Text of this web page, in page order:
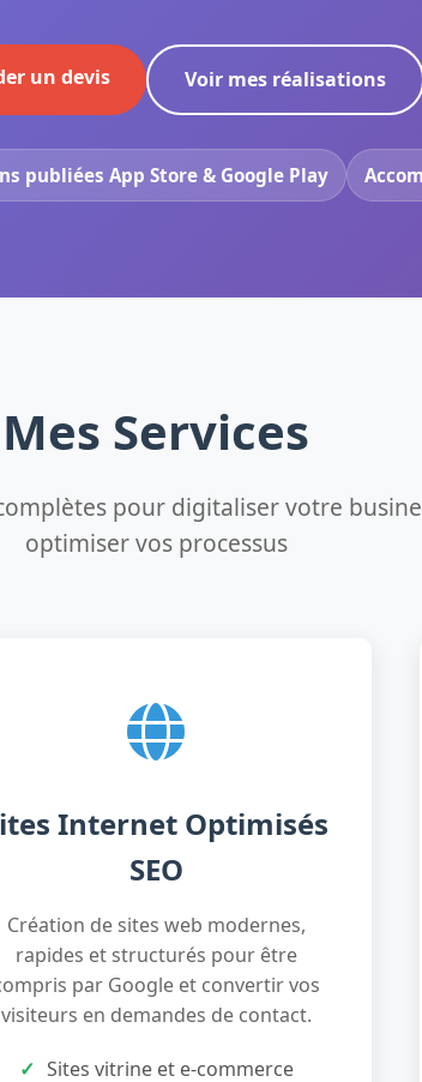
un devis Voir mes réalisations
publiées App Store & Google Play
Mes Services
pour digitaliser votre
optimiser vos processus
Internet Optimisés
SEO
Création de sites web modernes,
rapides et structurés pour être
par Google et convertir vos
visiteurs en demandes de contact.
Sites vitrine et e-commerce